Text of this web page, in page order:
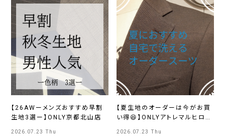
【26AWーメンズおすすめ早割
生地3選ー】ONLY京都北山店
2026.07.23 Thu
【夏生地のオーダーは今がお買
い得😆】ONLYアトレマルヒロ川
2026.07.23 Thu